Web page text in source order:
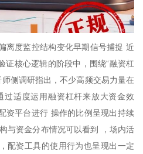
离度监控结构变化早期信号捕捉 近
证核心逻辑的阶段中，围绕“融资杠
侧调研指出，不少高频交易力量在
适度运用融资杠杆来放大资金效
资平台进行 操作的比例呈现出持续
与资金分布情况可以看到 ，场内活
配资工具的使用行为也呈现出一定